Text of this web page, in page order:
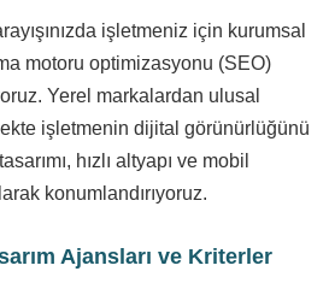
işletmeniz için kurumsal
motoru optimizasyonu (SEO)
Yerel markalardan ulusal
işletmenin dijital görünürlüğünü
hızlı altyapı ve mobil
konumlandırıyoruz.
Ajansları ve Kriterler